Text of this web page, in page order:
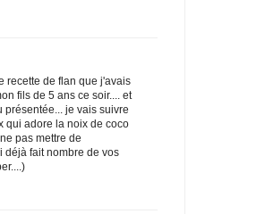
recette de flan que j'avais
fils de 5 ans ce soir.... et
présentée... je vais suivre
qui adore la noix de coco
pas mettre de
déjà fait nombre de vos